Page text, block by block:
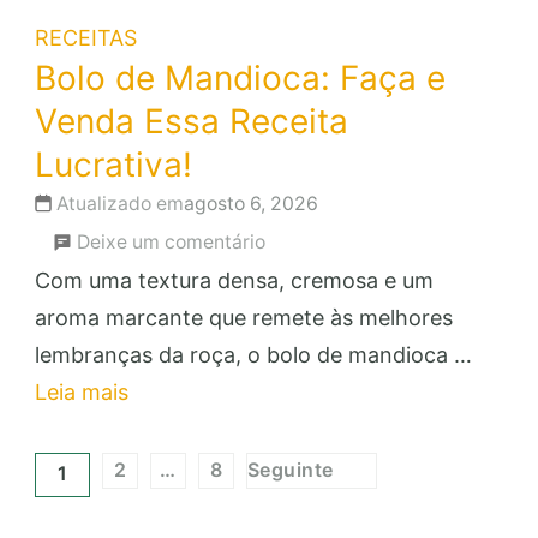
RECEITAS
Bolo de Mandioca: Faça e
Venda Essa Receita
Lucrativa!
Atualizado emagosto 6, 2026
Deixe um comentárioem
Bolo
de
Mandioca:
Venda
Com uma textura densa, cremosa e um
aroma marcante que remete às melhores
lembranças da roça, o bolo de mandioca …
Leia mais
Paginação
de
1 2 …
Página
8 Seguinte